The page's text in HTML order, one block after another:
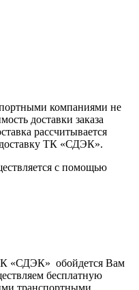
компаниями не
доставки заказа
рассчитывается
ТК «СДЭК».
с помощью
«СДЭК» обойдется Вам
бесплатную
транспортными